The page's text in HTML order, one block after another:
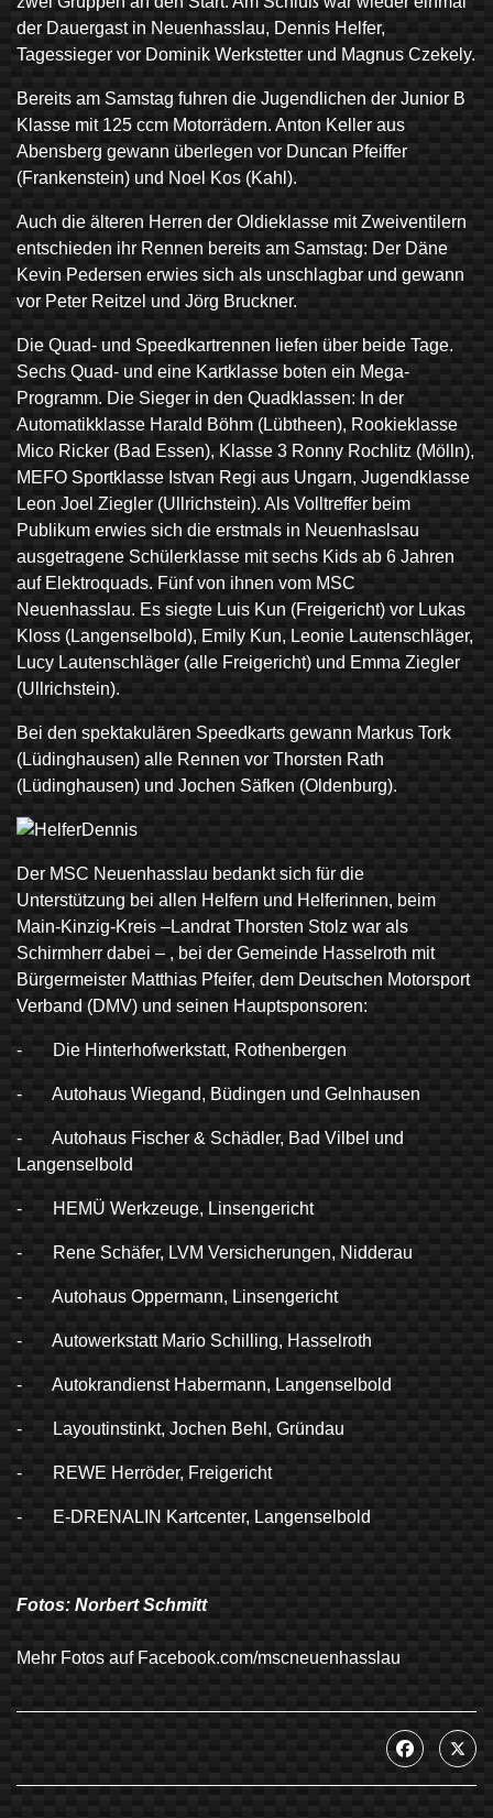
der Dauergast in Neuenhasslau, Dennis Helfer,
Tagessieger vor Dominik Werkstetter und Magnus Czekely.
Bereits am Samstag fuhren die Jugendlichen der Junior B
Klasse mit 125 ccm Motorrädern. Anton Keller aus
Abensberg gewann überlegen vor Duncan Pfeiffer
(Frankenstein) und Noel Kos (Kahl).
Auch die älteren Herren der Oldieklasse mit Zweiventilern
entschieden ihr Rennen bereits am Samstag: Der Däne
Kevin Pedersen erwies sich als unschlagbar und gewann
vor Peter Reitzel und Jörg Bruckner.
Die Quad- und Speedkartrennen liefen über beide Tage.
Sechs Quad- und eine Kartklasse boten ein Mega-
Programm. Die Sieger in den Quadklassen: In der
Automatikklasse Harald Böhm (Lübtheen), Rookieklasse
Mico Ricker (Bad Essen), Klasse 3 Ronny Rochlitz (Mölln),
MEFO Sportklasse Istvan Regi aus Ungarn, Jugendklasse
Leon Joel Ziegler (Ullrichstein). Als Volltreffer beim
Publikum erwies sich die erstmals in Neuenhaslsau
ausgetragene Schülerklasse mit sechs Kids ab 6 Jahren
auf Elektroquads. Fünf von ihnen vom MSC
Neuenhasslau. Es siegte Luis Kun (Freigericht) vor Lukas
Kloss (Langenselbold), Emily Kun, Leonie Lautenschläger,
Lucy Lautenschläger (alle Freigericht) und Emma Ziegler
(Ullrichstein).
Bei den spektakulären Speedkarts gewann Markus Tork
(Lüdinghausen) alle Rennen vor Thorsten Rath
(Lüdinghausen) und Jochen Säfken (Oldenburg).
Der MSC Neuenhasslau bedankt sich für die
Unterstützung bei allen Helfern und Helferinnen, beim
Main-Kinzig-Kreis –Landrat Thorsten Stolz war als
Schirmherr dabei – , bei der Gemeinde Hasselroth mit
Bürgermeister Matthias Pfeifer, dem Deutschen Motorsport
Verband (DMV) und seinen Hauptsponsoren:
- Die Hinterhofwerkstatt, Rothenbergen
- Autohaus Wiegand, Büdingen und Gelnhausen
- Autohaus Fischer & Schädler, Bad Vilbel und
Langenselbold
- HEMÜ Werkzeuge, Linsengericht
- Rene Schäfer, LVM Versicherungen, Nidderau
- Autohaus Oppermann, Linsengericht
- Autowerkstatt Mario Schilling, Hasselroth
- Autokrandienst Habermann, Langenselbold
- Layoutinstinkt, Jochen Behl, Gründau
- REWE Herröder, Freigericht
- E-DRENALIN Kartcenter, Langenselbold
Fotos: Norbert Schmitt
Mehr Fotos auf Facebook.com/mscneuenhasslau